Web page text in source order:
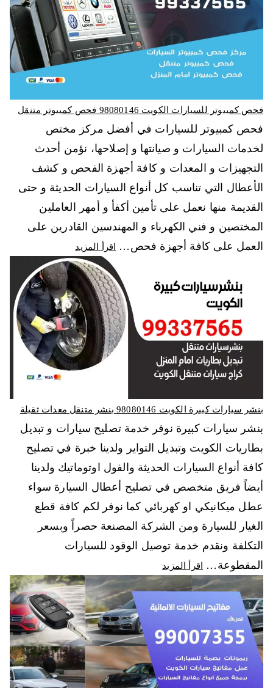
فحص كمبيوتر للسيارات الكويت 98080146‬ فحص كمبيوتر متنقل
فحص كمبيوتر للسيارات في أفضل مركز مختص
لخدمات السيارات و صيانتها و إصلاحها، نؤمن أحدث
التجهيزات و المعدات و كافة أجهزة الفحص و كشف
الأعطال التي تناسب كل أنواع السيارات الحديثة و حتى
القديمة منها نعمل على تأمين أكفأ و أمهر العاملين
المختصين و فني الكهرباء و المهندسين القادرين على
العمل على كافة أجهزة فحص…
اقرأ المزيد
بنشر سيارات كبيرة الكويت 98080146‬ بنشر متنقل معدات ثقيلة
بنشر سيارات كبيرة نوفر خدمة تصليح سيارات و تبديل
بطاريات الكويت وتبديل التواير ولدينا خبرة في تصليح
كافة أنواع السيارات الحديثة والفول اوتوماتيك ولدينا
أيضاً فريق متخصص في تصليح أعطال السيارة سواء
عطل ميكانيكي او كهربائي كما نوفر لكم كافة قطع
الغيار للسيارة ومن الشركة المصنعة حصراً وبسعر
التكلفة ونقدم خدمة توصيل الوقود للسيارات
المقطوعة…
اقرأ المزيد